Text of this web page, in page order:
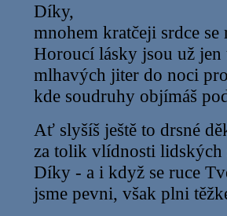
Díky,
mnohem kratčeji srdce se
Horoucí lásky jsou už
mlhavých jiter do noci
kde soudruhy objímáš
Ať slyšíš ještě to drsné
za tolik vlídnosti lidských
Díky - a i když se ruce
jsme pevni, však plni